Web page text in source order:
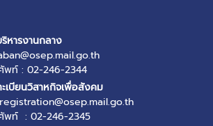
หารงานกลาง
พท์ : 02-246-2344
เบียนวิสาหกิจเพื่อสังคม
ศัพท์ : 02-246-2345